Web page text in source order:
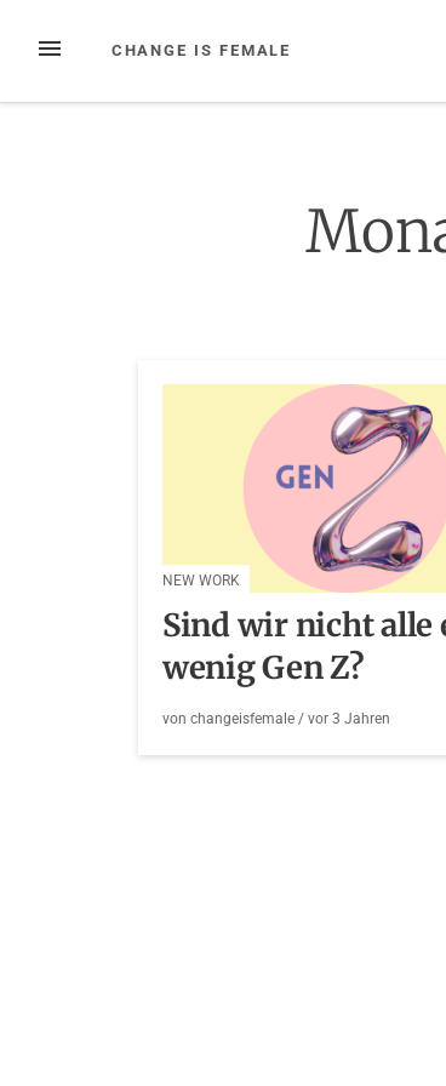
InhaltMENÜ CHANGE IS FEMALE
NEW WORK
Sind wir nicht alle
wenig Gen Z?
von changeisfemale / vor 3 Jahren